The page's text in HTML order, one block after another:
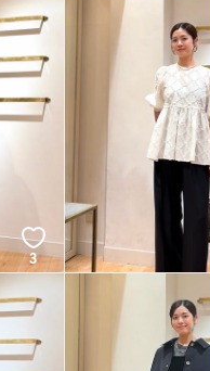
3